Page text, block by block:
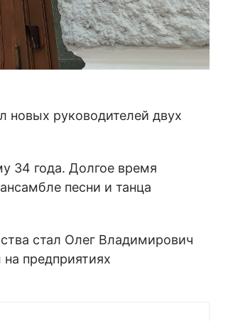
новых руководителей двух
34 года. Долгое время
песни и танца
стал Олег Владимирович
предприятиях